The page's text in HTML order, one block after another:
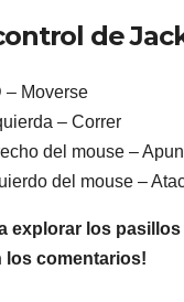
de
– Moverse
– Correr
del mouse –
del mouse –
explorar los
los comentarios!